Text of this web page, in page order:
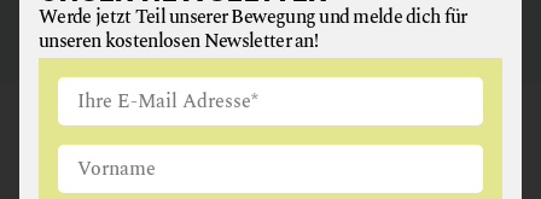
GAUMEN HOCH
NEWSLETTER
Werde jetzt Teil unserer Bewegung und melde dich für
unseren kostenlosen Newsletter an!